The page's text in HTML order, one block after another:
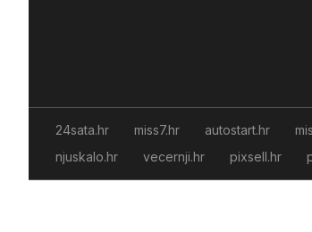
24sata.hr miss7.hr autostart.hr
njuskalo.hr
vecernji.hr pixsell.hr